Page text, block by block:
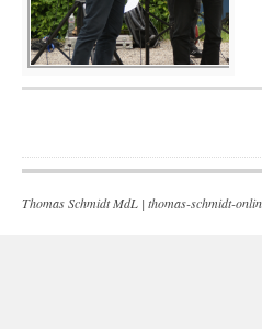
Thomas Schmidt MdL | thomas-schmidt-